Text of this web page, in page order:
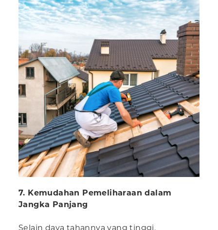
7. Kemudahan Pemeliharaan dalam
Jangka Panjang
Selain daya tahannya yang tinggi,